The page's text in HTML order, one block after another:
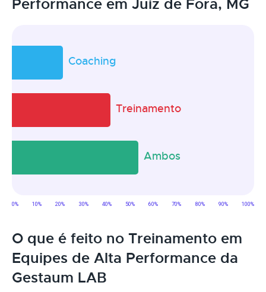
Performance em Juiz de Fora, MG
O que é feito no Treinamento em
Equipes de Alta Performance da
Gestaum LAB